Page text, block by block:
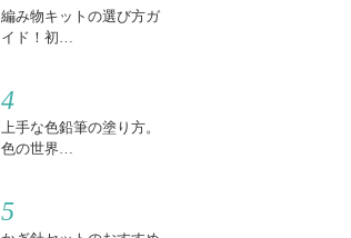
編み物キットの選び方ガ
イド！初…
4
上手な色鉛筆の塗り方。
色の世界…
5